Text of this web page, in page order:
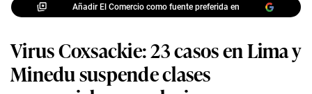
Añadir El Comercio como fuente preferida en
Virus Coxsackie: 23 casos en Lima y
Minedu suspende clases